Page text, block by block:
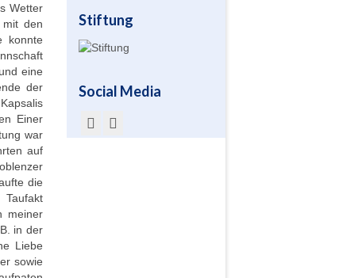
Wetter
mit den
konnte
eine
der
Einer
war
auf
die
meiner
in der
Liebe
sowie
Stiftung
Social Media